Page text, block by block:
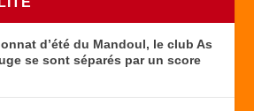
d’été du Mandoul, le club As
se sont séparés par un score